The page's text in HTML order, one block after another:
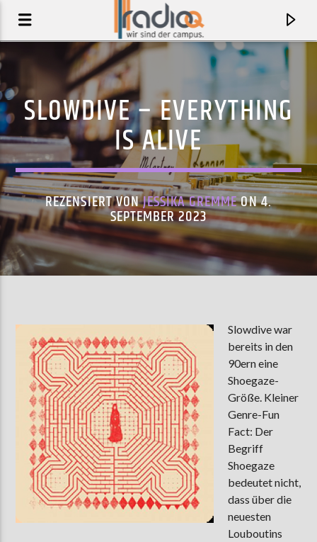
AKTUELLER TRACK
AKTUELLE SENDUNG
MOEBIUS
00:00 09:00
ZU HÖREN INMünster90,9 MHzSteinfurt 103,9 MHz
SLOWDIVE – EVERYTHING
IS ALIVE
REZENSIERT VONJESSIKA GREMMEON 4.
SEPTEMBER 2023
Slowdive war
bereits in den
90ern eine
Shoegaze-
Größe. Kleiner
Genre-Fun
Fact: Der
Begriff
Shoegaze
bedeutet nicht,
dass über die
neuesten
Louboutins